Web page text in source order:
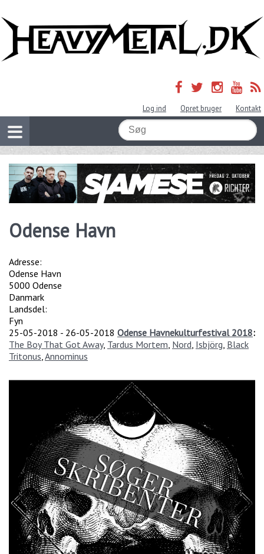
Log ind Opret bruger Kontakt
Odense Havn
Adresse:
Odense Havn
5000 Odense
Danmark
Landsdel:
Fyn
25-05-2018 - 26-05-2018 Odense Havnekulturfestival 2018:
The Boy That Got Away, Tardus Mortem Nord Isbjörg Black
Tritonus Annominus